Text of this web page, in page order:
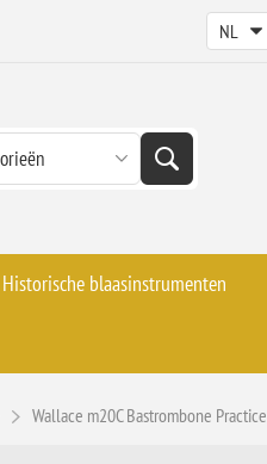
Historische blaasinstrumenten
Wallace m20C Bastrombone Practice